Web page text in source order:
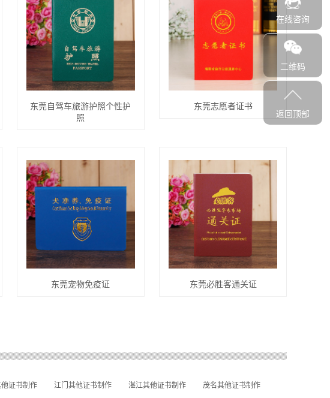
东莞自驾车旅游护照个性护
照
东莞志愿者证书
东莞宠物免疫证 东莞必胜客通关证
证书制作 江门其他证书制作 湛江其他证书制作
茂名其他证书制作
在线咨询
二维码
返回顶部